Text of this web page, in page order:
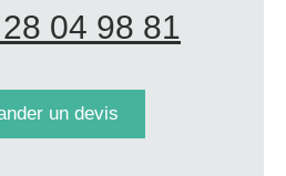
04 98 81
un devis